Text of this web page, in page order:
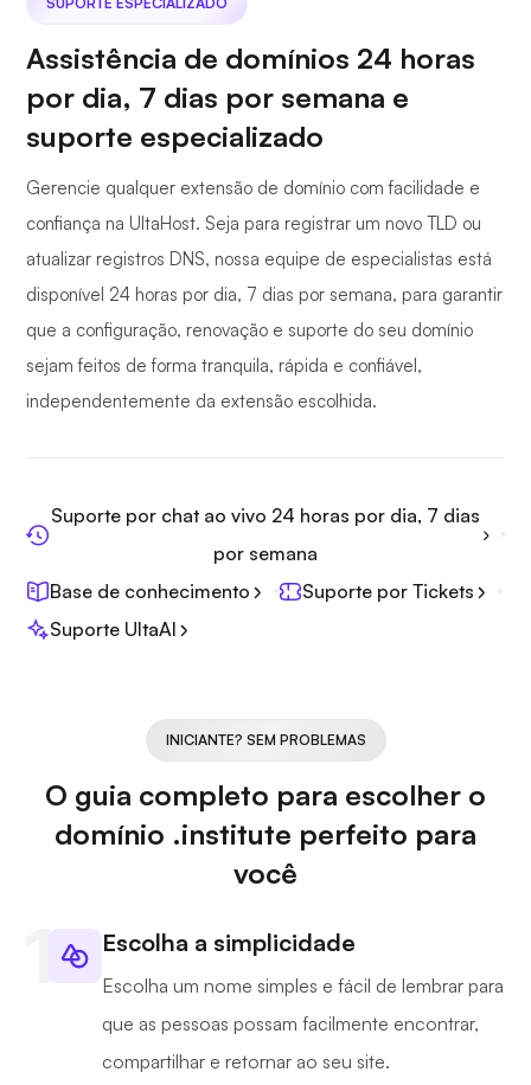
Assistência de domínios 24 horas
por dia, 7 dias por semana e
suporte especializado
Gerencie qualquer extensão de domínio com facilidade e
confiança na UltaHost. Seja para registrar um novo TLD ou
atualizar registros DNS, nossa equipe de especialistas está
disponível 24 horas por dia, 7 dias por semana, para garantir
que a configuração, renovação e suporte do seu domínio
sejam feitos de forma tranquila, rápida e confiável,
independentemente da extensão escolhida.
Suporte por chat ao vivo 24 horas por dia, 7 dias
por semana
Base de conhecimento
Suporte por Tickets
Suporte UltaAI
INICIANTE? SEM PROBLEMAS
O guia completo para escolher o
domínio .institute perfeito para
você
Escolha a simplicidade
Escolha um nome simples e fácil de lembrar para
que as pessoas possam facilmente encontrar,
compartilhar e retornar ao seu site.